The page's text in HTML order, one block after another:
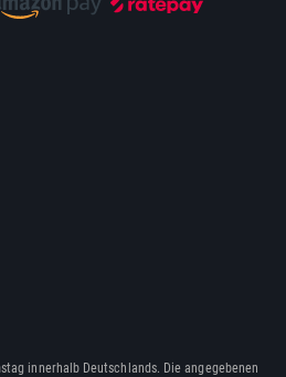
innerhalb Deutschlands. Die angegebenen